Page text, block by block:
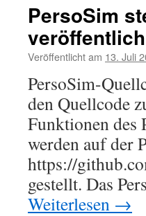
PersoSim
veröffentlich
Veröffentlicht am 13. Juli
PersoSim-
den Quellcode
Funktionen des
werden auf der
https://
gestellt. Das
Weiterlesen →